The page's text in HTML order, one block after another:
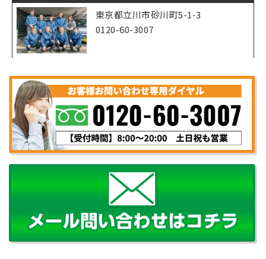
東京都立川市砂川町5-1-3
0120-60-3007